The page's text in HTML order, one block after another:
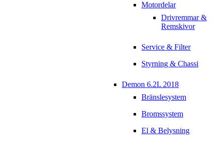
Motordelar
Drivremmar &
Remskivor
Service & Filter
Styrning & Chassi
Demon 6.2L 2018
Bränslesystem
Bromssystem
El & Belysning